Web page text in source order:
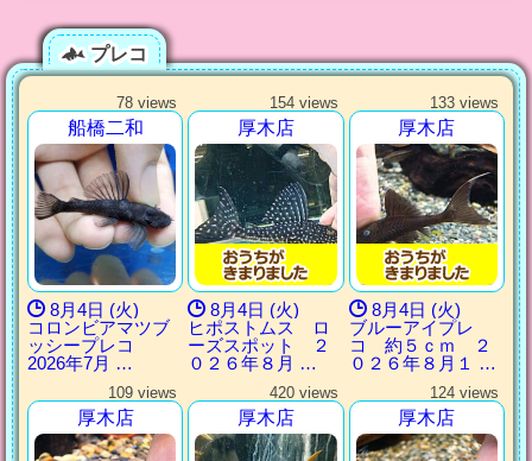
プレコ
78 views
船橋二和
8月4日 (火)
コロンビアマツブ
ッシープレコ
2026年7月 …
154 views
厚木店
8月4日 (火)
ヒポストムス ロ
ーズスポット ２
０２６年８月 …
133 views
厚木店
8月4日 (火)
ブルーアイプレ
コ 約５ｃｍ ２
０２６年８月１ …
109 views
厚木店
420 views
厚木店
124 views
厚木店